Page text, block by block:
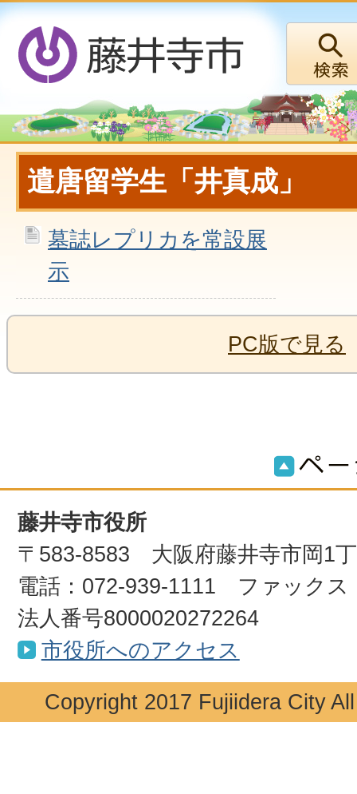
遣唐留学生「井真成」
墓誌レプリカを常設展
示
PC版で見る
藤井寺市役所
〒583-8583 大阪府藤井寺市岡1
電話：072-939-1111 ファックス
法人番号8000020272264
市役所へのアクセス
Copyright 2017 Fujiidera City